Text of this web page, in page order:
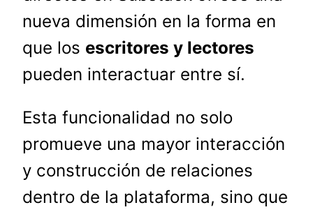
nueva dimensión en la forma en
que los escritores y lectores
pueden interactuar entre sí.
Esta funcionalidad no solo
promueve una mayor interacción
y construcción de relaciones
dentro de la plataforma, sino que